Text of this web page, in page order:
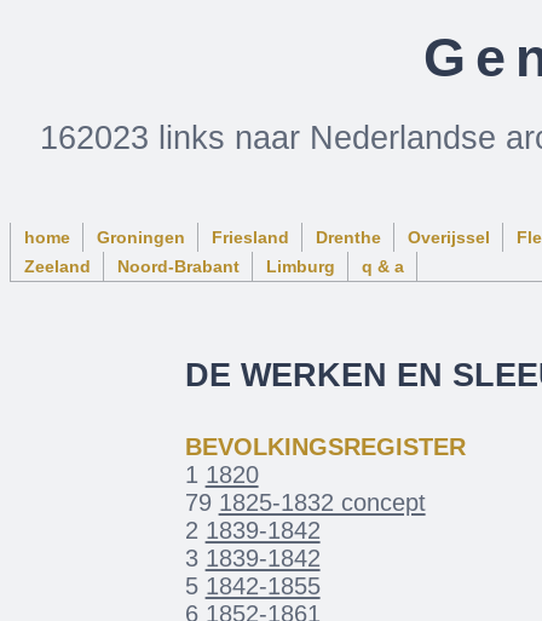
162023 links naar Nederlandse
home Groningen Friesland Drenthe Overijssel
Zeeland
Noord-Brabant Limburg q & a
DE WERKEN EN
BEVOLKINGSREGISTER
1 1820
79 1825-1832 concept
2 1839-1842
3 1839-1842
5 1842-1855
6 1852-1861